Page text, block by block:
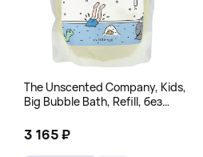
The Unscented Company, Kids,
Big Bubble Bath, Refill, без
Унции)
3 165 ₽